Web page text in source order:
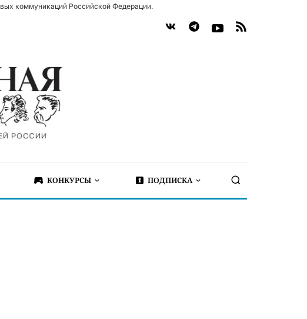
коммуникаций Российской Федерации.
КОНКУРСЫ ПОДПИСКА